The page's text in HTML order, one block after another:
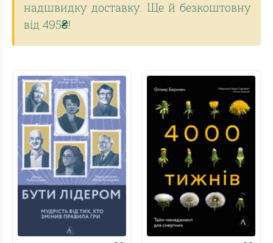
надшвидку доставку. Ще й безкоштовну
від 495₴!